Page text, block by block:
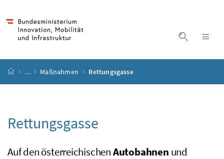
Suche
Startseite
… Maßnahmen Rettungsgasse
Rettungsgasse
Auf den österreichischenAutobahnen und